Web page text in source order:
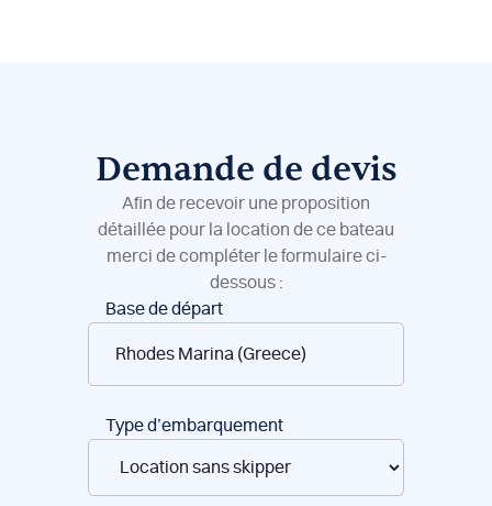
Demande de devis
Afin de recevoir une proposition
détaillée pour la location de ce bateau
merci de compléter le formulaire ci-
dessous :
Réservation
bateaux
Base de départ
Type d’embarquement